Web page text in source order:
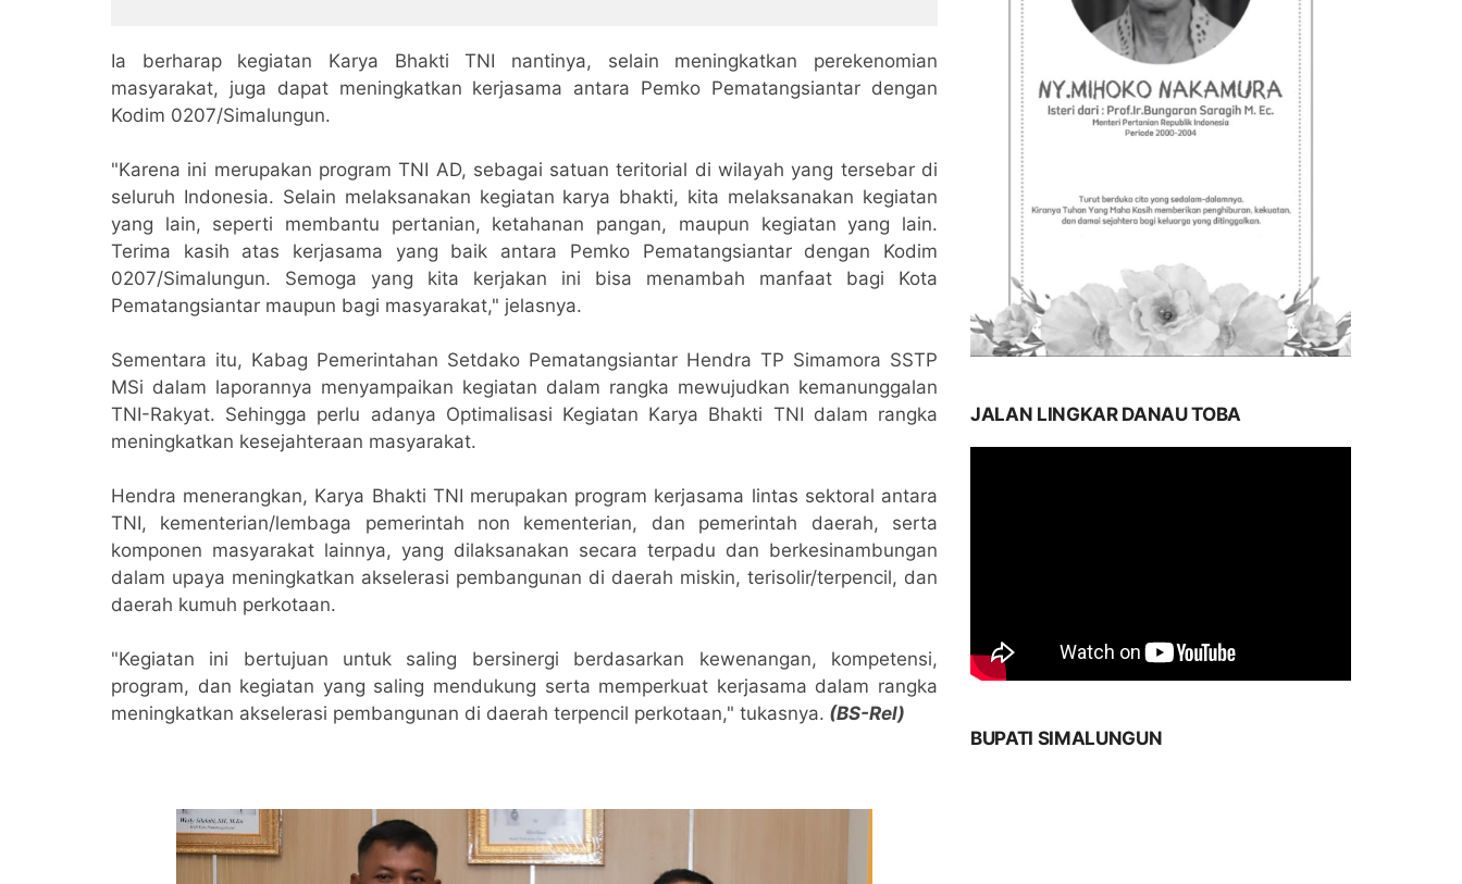
Pematangsiantar Tahun
2026
Pemerintahan Masa
Depan
Bahagia
Ia berharap kegiatan Karya Bhakti TNI nantinya, selain meningkatkan perekenomian
masyarakat, juga dapat meningkatkan kerjasama antara Pemko Pematangsiantar dengan
Kodim 0207/Simalungun.
"Karena ini merupakan program TNI AD, sebagai satuan teritorial di wilayah yang tersebar di
seluruh Indonesia. Selain melaksanakan kegiatan karya bhakti, kita melaksanakan kegiatan
yang lain, seperti membantu pertanian, ketahanan pangan, maupun kegiatan yang lain.
Terima kasih atas kerjasama yang baik antara Pemko Pematangsiantar dengan Kodim
0207/Simalungun. Semoga yang kita kerjakan ini bisa menambah manfaat bagi Kota
Pematangsiantar maupun bagi masyarakat," jelasnya.
Sementara itu, Kabag Pemerintahan Setdako Pematangsiantar Hendra TP Simamora SSTP
MSi dalam laporannya menyampaikan kegiatan dalam rangka mewujudkan kemanunggalan
TNI-Rakyat. Sehingga perlu adanya Optimalisasi Kegiatan Karya Bhakti TNI dalam rangka
meningkatkan kesejahteraan masyarakat.
Hendra menerangkan, Karya Bhakti TNI merupakan program kerjasama lintas sektoral antara
TNI, kementerian/lembaga pemerintah non kementerian, dan pemerintah daerah, serta
komponen masyarakat lainnya, yang dilaksanakan secara terpadu dan berkesinambungan
dalam upaya meningkatkan akselerasi pembangunan di daerah miskin, terisolir/terpencil, dan
daerah kumuh perkotaan.
"Kegiatan ini bertujuan untuk saling bersinergi berdasarkan kewenangan, kompetensi,
program, dan kegiatan yang saling mendukung serta memperkuat kerjasama dalam rangka
meningkatkan akselerasi pembangunan di daerah terpencil perkotaan," tukasnya. (BS-Rel)
JALAN LINGKAR DANAU TOBA
BUPATI SIMALUNGUN